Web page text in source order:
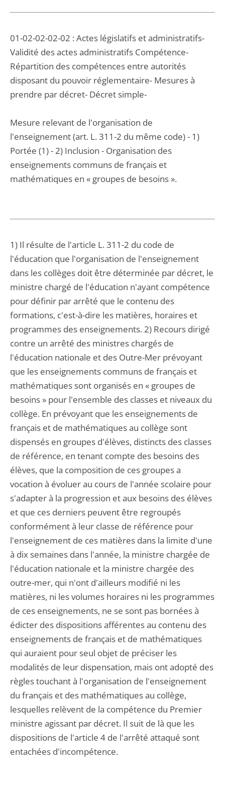
01-02-02-02-02 : Actes législatifs et administratifs-
Validité des actes administratifs Compétence-
Répartition des compétences entre autorités
disposant du pouvoir réglementaire- Mesures à
prendre par décret- Décret simple-
Mesure relevant de l'organisation de
l'enseignement (art. L. 311-2 du même code) - 1)
Portée (1) - 2) Inclusion - Organisation des
enseignements communs de français et
mathématiques en « groupes de besoins ».
1) Il résulte de l'article L. 311-2 du code de
l'éducation que l'organisation de l'enseignement
dans les collèges doit être déterminée par décret, le
ministre chargé de l'éducation n'ayant compétence
pour définir par arrêté que le contenu des
formations, c'est-à-dire les matières, horaires et
programmes des enseignements. 2) Recours dirigé
contre un arrêté des ministres chargés de
l'éducation nationale et des Outre-Mer prévoyant
que les enseignements communs de français et
mathématiques sont organisés en « groupes de
besoins » pour l'ensemble des classes et niveaux du
collège. En prévoyant que les enseignements de
français et de mathématiques au collège sont
dispensés en groupes d'élèves, distincts des classes
de référence, en tenant compte des besoins des
élèves, que la composition de ces groupes a
vocation à évoluer au cours de l'année scolaire pour
s'adapter à la progression et aux besoins des élèves
et que ces derniers peuvent être regroupés
conformément à leur classe de référence pour
l'enseignement de ces matières dans la limite d'une
à dix semaines dans l'année, la ministre chargée de
l'éducation nationale et la ministre chargée des
outre-mer, qui n'ont d'ailleurs modifié ni les
matières, ni les volumes horaires ni les programmes
de ces enseignements, ne se sont pas bornées à
édicter des dispositions afférentes au contenu des
enseignements de français et de mathématiques
qui auraient pour seul objet de préciser les
modalités de leur dispensation, mais ont adopté des
règles touchant à l'organisation de l'enseignement
du français et des mathématiques au collège,
lesquelles relèvent de la compétence du Premier
ministre agissant par décret. Il suit de là que les
dispositions de l'article 4 de l'arrêté attaqué sont
entachées d'incompétence.